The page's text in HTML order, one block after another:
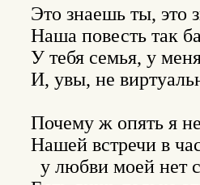
Это знаешь ты, это
Наша повесть так
У тебя семья, у
И, увы, не
Почему ж опять я
Нашей встречи в
у любви моей нет